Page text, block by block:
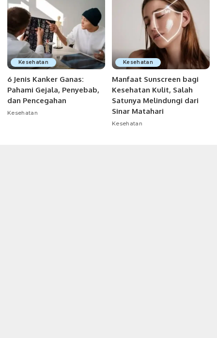
Kesehatan
6 Jenis Kanker Ganas:
Pahami Gejala, Penyebab,
dan Pencegahan
Kesehatan
Kesehatan
Manfaat Sunscreen bagi
Kesehatan Kulit, Salah
Satunya Melindungi dari
Sinar Matahari
Kesehatan